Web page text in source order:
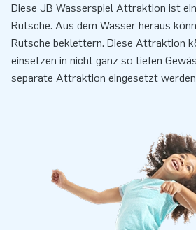
Diese JB Wasserspiel Attraktion ist
Rutsche. Aus dem Wasser heraus
Rutsche beklettern. Diese Attraktion
einsetzen in nicht ganz so tiefen
separate Attraktion eingesetzt